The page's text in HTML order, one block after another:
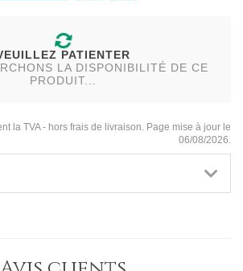
PATIENTER
LA DISPONIBILITÉ DE CE
PRODUIT...
la TVA - hors frais de livraison. Page mise à jour le
06/08/2026.